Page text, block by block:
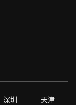
深圳
天津